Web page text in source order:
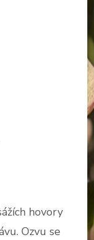
hovory
Ozvu se